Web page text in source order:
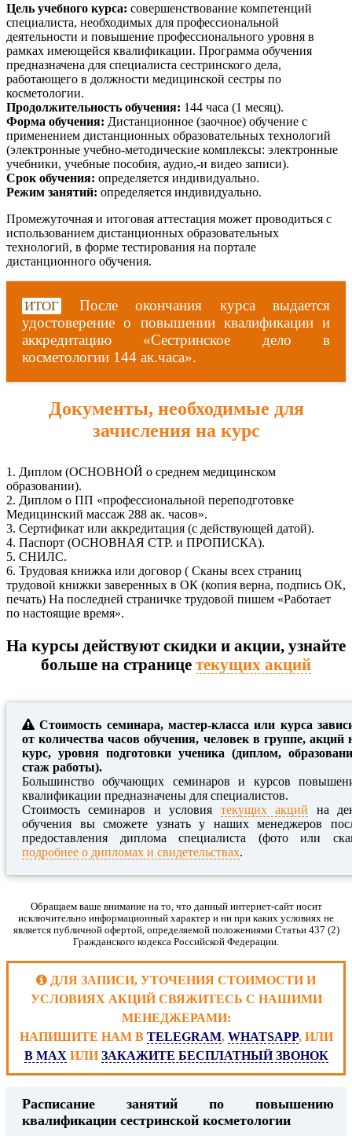
Цель учебного курса: совершенствование компетенций
специалиста, необходимых для профессиональной
деятельности и повышение профессионального уровня в
рамках имеющейся квалификации. Программа обучения
предназначена для специалиста сестринского дела,
работающего в должности медицинской сестры по
косметологии.
Продолжительность обучения: 144 часа (1 месяц).
Форма обучения: Дистанционное (заочное) обучение с
применением дистанционных образовательных технологий
(электронные учебно-методические комплексы: электронные
учебники, учебные пособия, аудио,-и видео записи).
Срок обучения: определяется индивидуально.
Режим занятий: определяется индивидуально.
Промежуточная и итоговая аттестация может проводиться с
использованием дистанционных образовательных
технологий, в форме тестирования на портале
дистанционного обучения.
ИТОГ
После окончания курса выдается
удостоверение о повышении квалификации и
аккредитацию «Сестринское дело в
косметологии 144 ак.часа».
Документы, необходимые для
зачисления на курс
1. Диплом (ОСНОВНОЙ о среднем медицинском
образовании).
2. Диплом о ПП «профессиональной переподготовке
Медицинский массаж 288 ак. часов».
3. Сертификат или аккредитация (с действующей датой).
4. Паспорт (ОСНОВНАЯ СТР. и ПРОПИСКА).
5. СНИЛС.
6. Трудовая книжка или договор ( Сканы всех страниц
трудовой книжки заверенных в ОК (копия верна, подпись ОК,
печать) На последней страничке трудовой пишем «Работает
по настоящие время».
На курсы действуют скидки и акции, узнайте
больше на странице текущих акций
Стоимость семинара, мастер-класса или курса
от количества часов обучения, человек в группе, акций
курс, уровня подготовки ученика (диплом,
стаж работы).
Большинство обучающих семинаров и курсов
квалификации предназначены для специалистов.
Стоимость семинаров и условия текущих акций на
обучения вы сможете узнать у наших менеджеров
предоставления диплома специалиста (фото или
подробнее о дипломах и свидетельствах.
Обращаем ваше внимание на то, что данный интернет-сайт носит
исключительно информационный характер и ни при каких условиях не
является публичной офертой, определяемой положениями Статьи 437 (2)
Гражданского кодекса Российской Федерации.
ДЛЯ ЗАПИСИ, УТОЧЕНИЯ СТОИМОСТИ И
УСЛОВИЯХ АКЦИЙ СВЯЖИТЕСЬ С НАШИМИ
МЕНЕДЖЕРАМИ:
НАПИШИТЕ НАМ В TELEGRAM, WHATSAPP, ИЛИ
В MAX ИЛИЗАКАЖИТЕ БЕСПЛАТНЫЙ ЗВОНОК
Расписание занятий по повышению
квалификации сестринской косметологии